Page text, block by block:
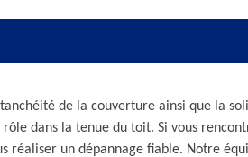
de la couverture ainsi que la
dans la tenue du toit. Si vous
réaliser un dépannage fiable. Notre